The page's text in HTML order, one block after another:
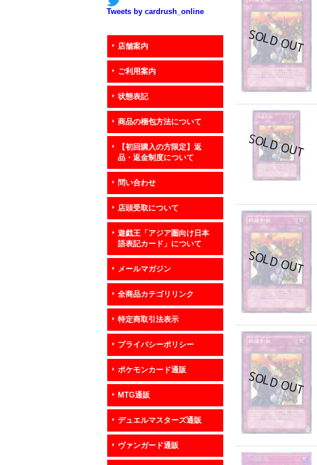
Tweets by cardrush_online
店舗案内
ご利用案内
状態表記
商品の梱包方法について
【初回購入の方限定】返
品・返金制度について
問い合わせ
店頭受取について
遊戯王「アジア圏向け日本
語表記カード」について
メールマガジン
全商品カテゴリリンク
特定商取引法表示
プライバシーポリシー
ポケモンカード通販
MTG通販
デュエルマスターズ通販
ヴァンガード通販